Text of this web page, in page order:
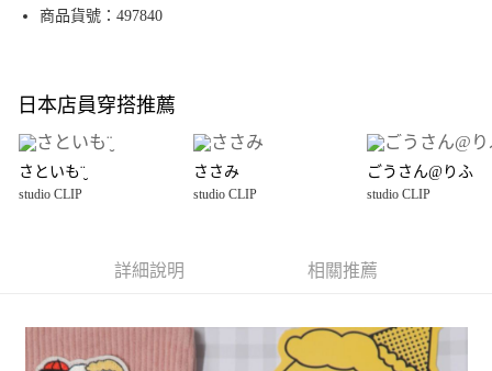
悠遊付
全盈+PAY
大哥付你分期
【大哥付你分期使用說明】
1.本服務由台灣大哥大提供，台灣大哥大用戶可立即使用無須另外申請。
3.實際核准額度、可分期數及費用金額請依後續交易確認頁面所載為準。
【繳款方式說明】
AFTEE先享後付
AFTEE先享後付是「在收到商品之後才付款」的支付方式。 讓您購物簡單便
２．便利：只要手機號碼，簡訊認證，即可結帳。
３．安心：先確認商品／服務後，再付款。
每筆NT$80，滿NT$888(含以上)免運費
商品貨號：497840
日本店員穿搭推薦
さといも¨̮
studio CLIP
ささみ
studio CLIP
ごうさん@りふ
studio CLIP
詳細說明 相關推薦